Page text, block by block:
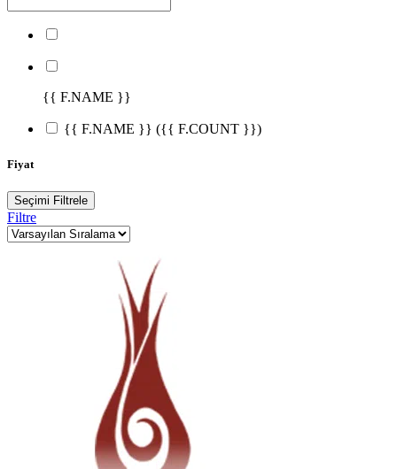
{{ F.NAME }}
{{ F.NAME }} ({{ F.COUNT }})
Fiyat
Seçimi Filtrele
Filtre